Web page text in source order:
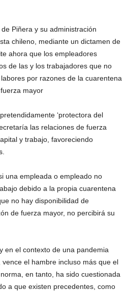
Piñera y su administración
chileno, mediante un dictamen de
ahora que los empleadores
de las y los trabajadores que no
por razones de la cuarentena
mayor
‘protectora del
las relaciones de fuerza
y trabajo, favoreciendo
una empleada o empleado no
debido a la propia cuarentena
no hay disponibilidad de
de fuerza mayor, no percibirá su
en el contexto de una pandemia
el hambre incluso más que el
en tanto, ha sido cuestionada
a que existen precedentes, como